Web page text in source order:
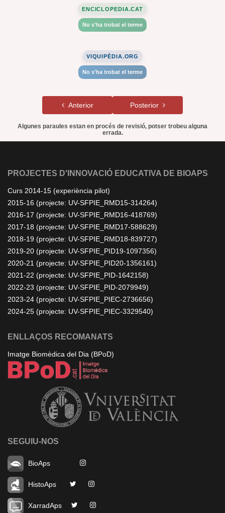
ENCICLOPEDIA.CAT
No s'ha trobat el terme
VIQUIPÈDIA.ORG
No s'ha trobat el terme
Anterior Posterior
Algunes paraules estan en procés de revisió, potser trobeu alguna
errada.
PROJECTES D'INNOVACIÓ EDUCATIVA DE BIOAPS
Curs 2014-15 (experiència pilot)
2015-16 (projecte: UV-SFPIE_RMD15-314264)
2016-17 (projecte: UV-SFPIE_RMD16-418769)
2017-18 (projecte: UV-SFPIE_RMD17-588629)
2018-19 (projecte: UV-SFPIE_RMD18-839727)
2019-20 (projecte: UV-SFPIE_PID19-1097356)
2020-21 (projecte: UV-SFPIE_PID20-1356161)
2021-22 (projecte: UV-SFPIE_PID-1642158)
2022-23 (projecte: UV-SFPIE_PID-2079949)
2023-24 (projecte: UV-SFPIE_PIEC-2736656)
2024-25 (projecte: UV-SFPIE_PIEC-3329540)
ENLLAÇOS RECOMANATS
Imatge Biomèdica del Dia (BPoD)
SEGUIU-NOS
BioAps
HistoAps
XarradAps